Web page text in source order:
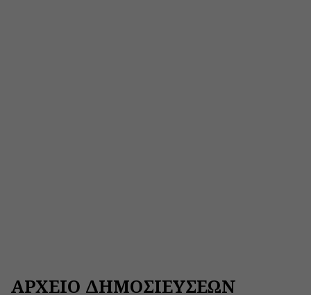
ΑΡΧΕΙΟ ΔΗΜΟΣΙΕΥΣΕΩΝ